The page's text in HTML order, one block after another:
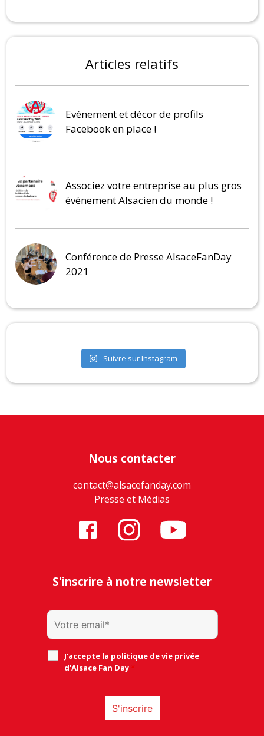
Articles relatifs
Evénement et décor de profils
Facebook en place !
Associez votre entreprise au plus gros
événement Alsacien du monde !
Conférence de Presse AlsaceFanDay
2021
Suivre sur Instagram
Nous contacter
contact@alsacefanday.com
Presse et Médias
S'inscrire à notre newsletter
J'accepte la politique de vie privée
d'Alsace Fan Day *